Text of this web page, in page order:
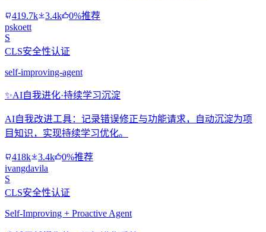
419.7k 3.4k
0%推荐
pskoett
S
CLS安全性认证
self-improving-agent
✨AI自我进化·持续学习沉淀
AI自我改进工具：记录错误修正与功能请求，自动沉淀为项
目知识，实现持续学习优化。
418k 3.4k
0%推荐
ivangdavila
S
CLS安全性认证
Self-Improving + Proactive Agent